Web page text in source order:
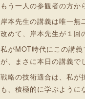
もう一人の参観者の方か
岸本先生の講義は唯一無
改めて、岸本先生が１回
私がMOT時代にこの講
が、まさに本日の講義で
戦略の技術適合は、私が
も、積極的に学ぶように